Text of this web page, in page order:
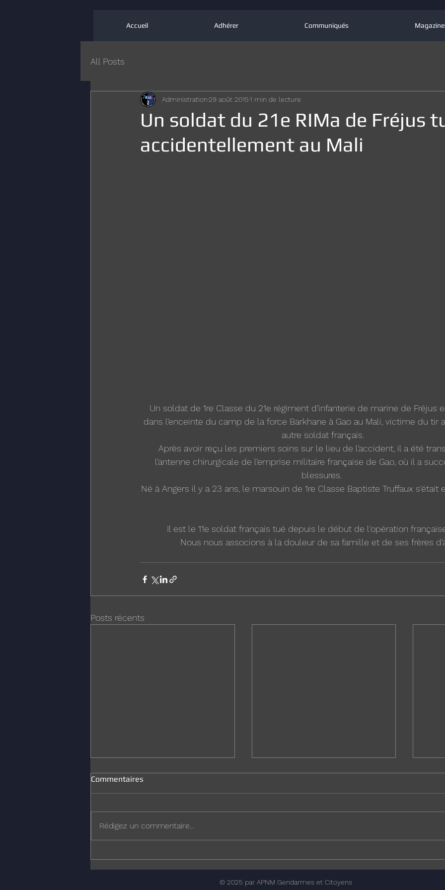
Accueil Adhérer Communiqués
All Posts
Un soldat du 21e RIMa de Fréjus
accidentellement au Mali
Administration29 août 2015 1 min de lecture
Un soldat de 1re Classe du 21e régiment d’infanterie de marine de Fréjus
dans l’enceinte du camp de la force Barkhane à Gao au Mali, victime du tir
autre soldat français.
Après avoir reçu les premiers soins sur le lieu de l’accident, il a été
l’antenne chirurgicale de l’emprise militaire française de Gao, où il a
blessures.
Né à Angers il y a 23 ans, le marsouin de 1re Classe Baptiste Truffaux s'était
Il est le 11e soldat français tué depuis le début de l'opération
Nous nous associons à la douleur de sa famille et de ses frères
Posts récents
Joyeux Noël
Commentaires
Rédigez un commentaire...
© 2025 par APNM Gendarmes et Citoyens